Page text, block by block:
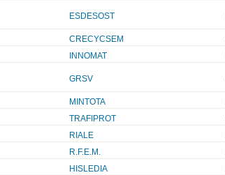
ESDESOST
CRECYCSEM
INNOMAT
GRSV
MINTOTA
TRAFIPROT
RIALE
R.F.E.M.
HISLEDIA